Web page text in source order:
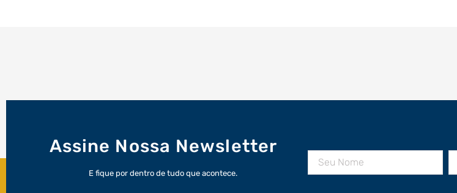
Assine Nossa Newsletter
E fique por dentro de tudo que acontece.